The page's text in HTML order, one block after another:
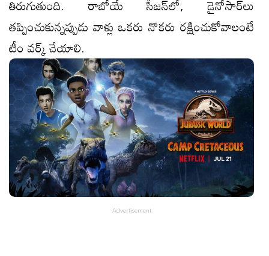
తిరుగుతుంది. రాబోయే సీజన్‌లో, డైనోసార్‌లు
త‌ప్పించుకున్న‌ప్పుడు వాళ్లు ఒక‌రు నొక‌రు ర‌క్షించుకోవాలంటే
టీం వ‌ర్క్ చేయాలి.